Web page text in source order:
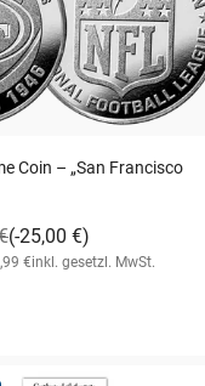
Coin – „San Francisco
(-25,00 €)
€inkl. gesetzl. MwSt.